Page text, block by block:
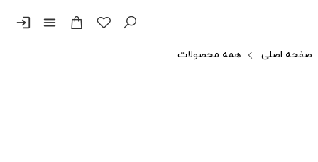
menu
login
صفحه اصلی همه محصولات